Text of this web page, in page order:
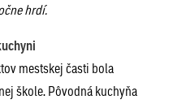
hrdí.
mestskej časti bola
škole. Pôvodná kuchyňa